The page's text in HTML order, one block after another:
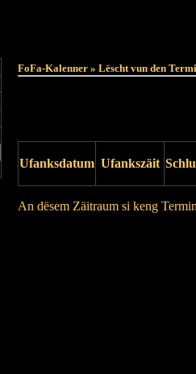
FoFa-Kalenner » Lëscht vun den
Ufanksdatum Ufankszäit
An dësem Zäitraum si keng